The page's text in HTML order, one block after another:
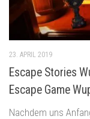
23. APRIL 2019
Escape Stories
Escape Game
Nachdem uns